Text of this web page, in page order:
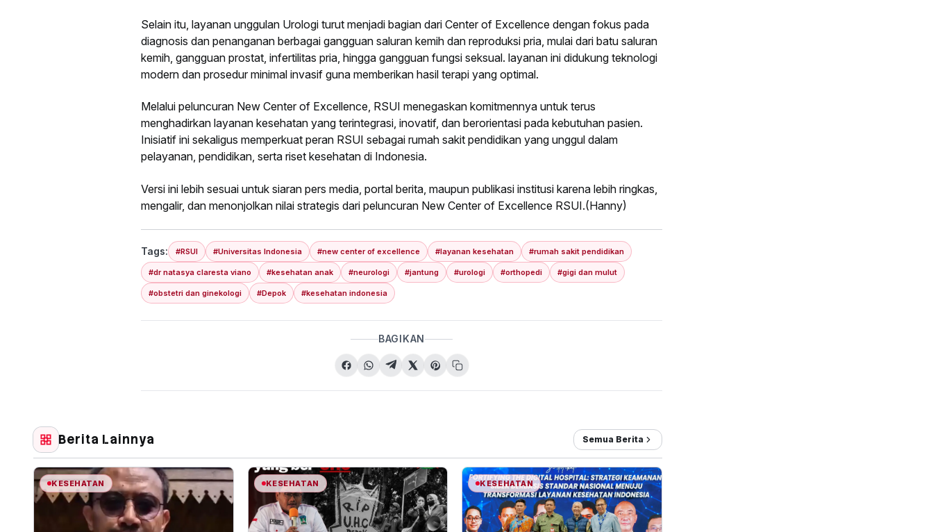
Selain itu, layanan unggulan Urologi turut menjadi bagian dari Center of Excellence dengan fokus pada
diagnosis dan penanganan berbagai gangguan saluran kemih dan reproduksi pria, mulai dari batu saluran
kemih, gangguan prostat, infertilitas pria, hingga gangguan fungsi seksual. layanan ini didukung teknologi
modern dan prosedur minimal invasif guna memberikan hasil terapi yang optimal.
Melalui peluncuran New Center of Excellence, RSUI menegaskan komitmennya untuk terus
menghadirkan layanan kesehatan yang terintegrasi, inovatif, dan berorientasi pada kebutuhan pasien.
Inisiatif ini sekaligus memperkuat peran RSUI sebagai rumah sakit pendidikan yang unggul dalam
pelayanan, pendidikan, serta riset kesehatan di Indonesia.
Versi ini lebih sesuai untuk siaran pers media, portal berita, maupun publikasi institusi karena lebih ringkas,
mengalir, dan menonjolkan nilai strategis dari peluncuran New Center of Excellence RSUI.(Hanny)
Tags: #RSUI #Universitas Indonesia #new center of excellence #layanan kesehatan #rumah sakit pendidikan
#dr natasya claresta viano #kesehatan anak #neurologi #jantung #urologi #orthopedi #gigi dan mulut
#obstetri dan ginekologi #Depok #kesehatan indonesia
BAGIKAN
Berita Lainnya Semua Berita
KESEHATAN KESEHATAN KESEHATAN